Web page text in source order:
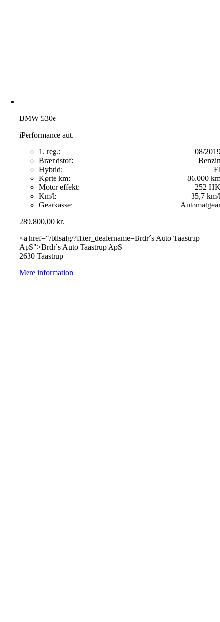
BMW 530e
iPerformance aut.
1. reg.:
08/2019
Brændstof:
Benzin
Hybrid:
El
Kørte km:
86.000 km
Motor effekt:
252 HK
Km/l:
35,7 km/l
Gearkasse:
Automatgear
289.800,00kr.
<a href="/bilsalg/?filter_dealername=Brdr´s Auto Taastrup
ApS">Brdr´s Auto Taastrup ApS
2630 Taastrup
Mere information